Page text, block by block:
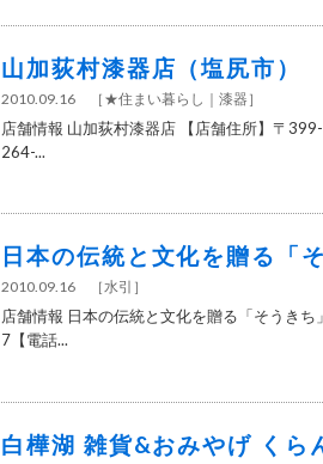
山加荻村漆器店（塩尻市）
2010.09.16 ［ ★住まい暮らし 漆器 ］
店舗情報 山加荻村漆器店 【店舗住所】〒
264-...
日本の伝統と文化を贈る「
2010.09.16 ［水引 ］
店舗情報 日本の伝統と文化を贈る「そうき
7【電話...
白樺湖 雑貨&おみやげ くら